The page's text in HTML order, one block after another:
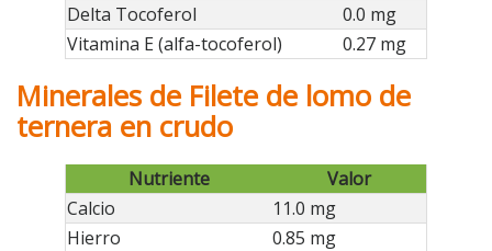
Delta Tocoferol
0.0 mg
Vitamina E (alfa-tocoferol)
0.27 mg
Minerales de Filete de lomo de
ternera en crudo
Nutriente
Valor
Calcio
11.0 mg
Hierro
0.85 mg